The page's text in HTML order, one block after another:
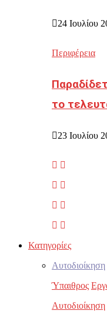
24 Ιουλίου
Περιφέρεια
το
23 Ιουλίου
Κατηγορίες
Αυτοδιοίκηση
Ύπαιθρος
Αυτοδιοίκηση